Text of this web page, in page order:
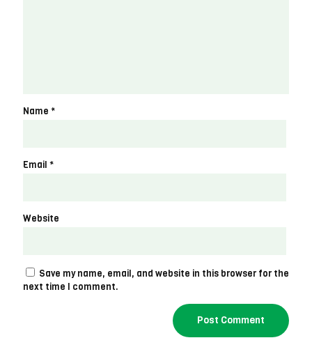
Name *
Email *
Website
Save my name, email, and website in this browser for the
next time I comment.